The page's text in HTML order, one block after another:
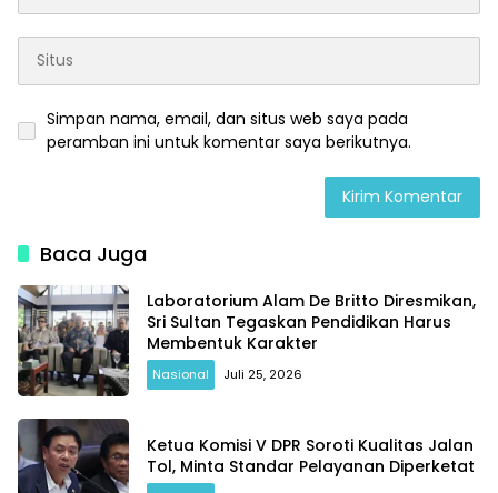
Simpan nama, email, dan situs web saya pada
peramban ini untuk komentar saya berikutnya.
Baca Juga
Laboratorium Alam De Britto Diresmikan,
Sri Sultan Tegaskan Pendidikan Harus
Membentuk Karakter
Nasional Juli 25, 2026
Ketua Komisi V DPR Soroti Kualitas Jalan
Tol, Minta Standar Pelayanan Diperketat